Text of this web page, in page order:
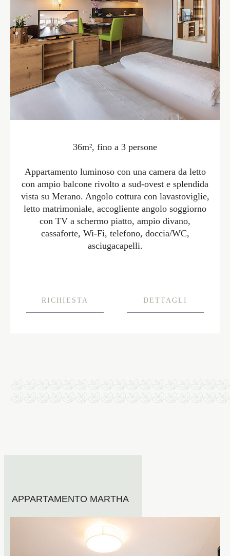
36m², fino a 3 persone
Appartamento luminoso con una camera da letto
con ampio balcone rivolto a sud-ovest e splendida
vista su Merano. Angolo cottura con lavastoviglie,
letto matrimoniale, accogliente angolo soggiorno
con TV a schermo piatto, ampio divano,
cassaforte, Wi-Fi, telefono, doccia/WC,
asciugacapelli.
RICHIESTA DETTAGLI
APPARTAMENTO MARTHA